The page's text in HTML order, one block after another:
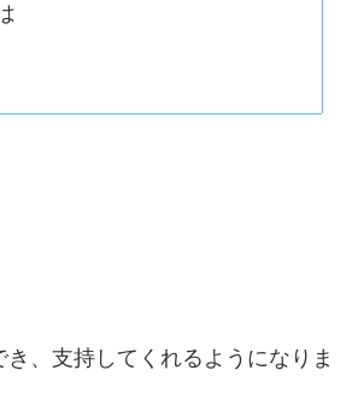
、支持してくれるようになりま